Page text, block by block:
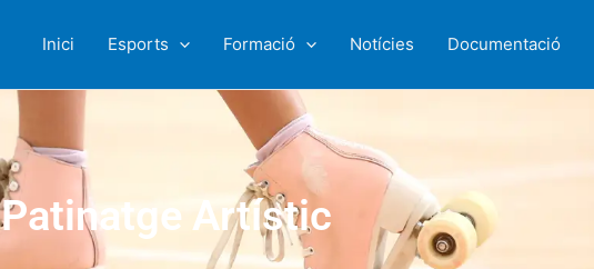
Inici Esports Formació Notícies Documentació
Patinatge Artístic